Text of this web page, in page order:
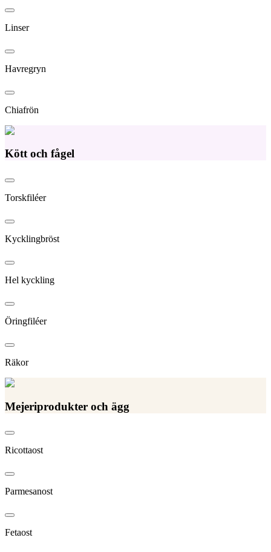
Linser
Havregryn
Chiafrön
Kött och fågel
Torskfiléer
Kycklingbröst
Hel kyckling
Öringfiléer
Räkor
Mejeriprodukter och ägg
Ricottaost
Parmesanost
Fetaost